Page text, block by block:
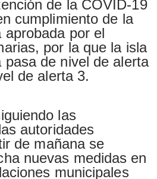
de la COVID-19
cumplimiento de la
aprobada por el
por la que la isla
pasa de nivel de alerta
de alerta 3.
las
autoridades
de mañana se
nuevas medidas en
municipales